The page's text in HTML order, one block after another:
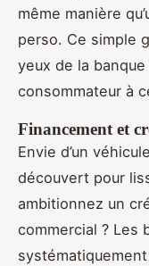
même manière
perso. Ce simple
yeux de la
consommateur à
Financement et
Envie d’un
découvert pour
ambitionnez un
commercial ? Les